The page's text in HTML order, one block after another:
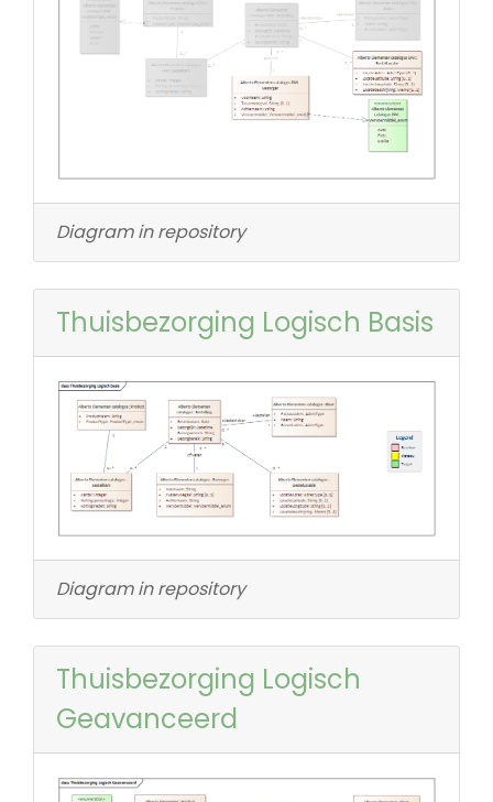
Diagram in repository
Thuisbezorging Logisch Basis
Diagram in repository
Thuisbezorging Logisch
Geavanceerd